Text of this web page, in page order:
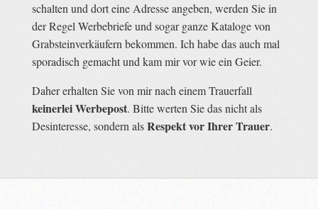
schalten und dort eine Adresse angeben, werden Sie in
der Regel Werbebriefe und sogar ganze Kataloge von
Grabsteinverkäufern bekommen. Ich habe das auch mal
sporadisch gemacht und kam mir vor wie ein Geier.
Daher erhalten Sie von mir nach einem Trauerfall
keinerlei Werbepost. Bitte werten Sie das nicht als
Desinteresse, sondern alsRespekt vor Ihrer Trauer.